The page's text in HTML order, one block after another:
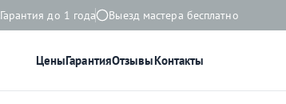
Гарантия до 1 года Выезд мастера бесплатно
ЦеныГарантияОтзывыКонтакты